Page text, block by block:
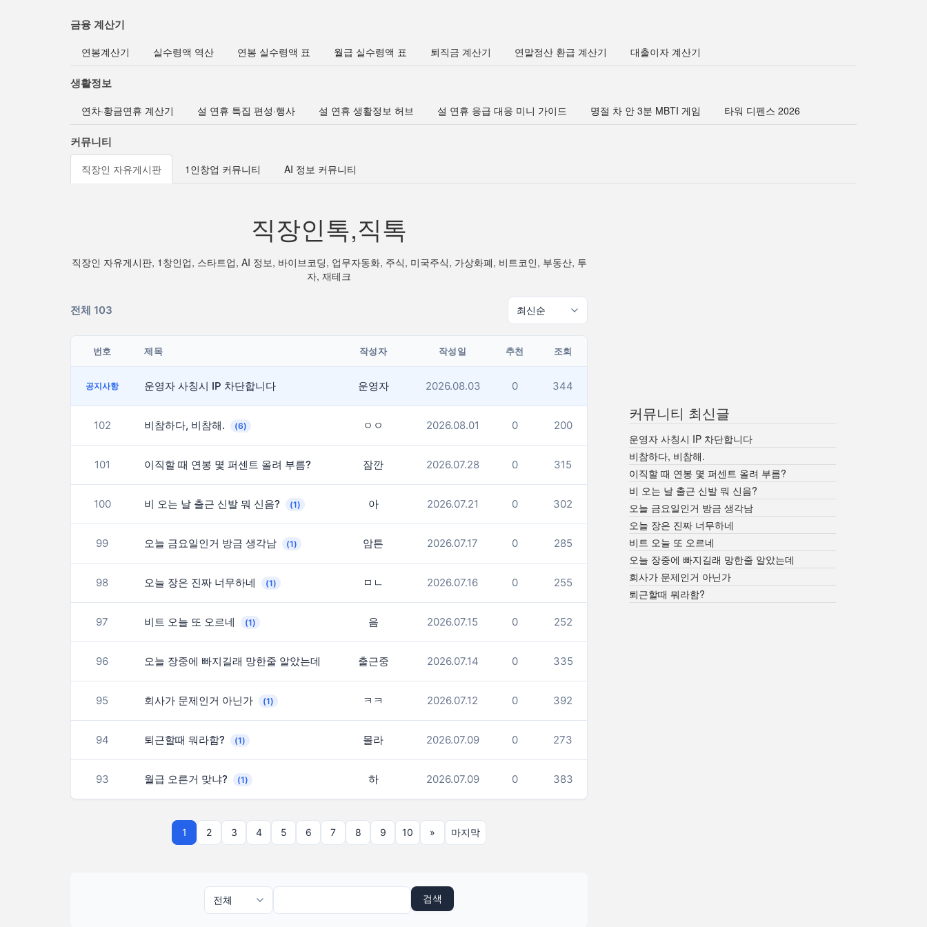
금융 계산기
연봉계산기 실수령액 역산 연봉 실수령액 표 월급 실수령액 표 퇴직금 계산기 연말정산 환급 계산기 대출이자 계산기
생활정보
연차·황금연휴 계산기 설 연휴 특집 편성·행사 설 연휴 생활정보 허브 설 연휴 응급 대응 미니 가이드 명절 차 안 3분 MBTI 게임 타워 디펜스 2026
커뮤니티
직장인 자유게시판 1인창업 커뮤니티 AI 정보 커뮤니티
직장인톡,직톡
직장인 자유게시판, 1창인업, 스타트업, AI 정보, 바이브코딩, 업무자동화, 주식, 미국주식, 가상화폐, 비트코인, 부동산, 투
자, 재테크
전체 103
번호 제목 작성자 작성일 추천 조회
공지사항 운영자 사칭시 IP 차단합니다 운영자 2026.08.03 0 344
102 비참하다, 비참해. (6) ㅇㅇ 2026.08.01 0 200
101 이직할 때 연봉 몇 퍼센트 올려 부름? 잠깐 2026.07.28 0 315
100 비 오는 날 출근 신발 뭐 신음? (1) 아 2026.07.21 0 302
99 오늘 금요일인거 방금 생각남 (1) 암튼 2026.07.17 0 285
98 오늘 장은 진짜 너무하네 (1) ㅁㄴ 2026.07.16 0 255
97 비트 오늘 또 오르네 (1) 음 2026.07.15 0 252
96 오늘 장중에 빠지길래 망한줄 알았는데 출근중 2026.07.14 0 335
95 회사가 문제인거 아닌가 (1) ㅋㅋ 2026.07.12 0 392
94 퇴근할때 뭐라함? (1) 몰라 2026.07.09 0 273
93 월급 오른거 맞냐? (1) 하 2026.07.09 0 383
1 2 3 4 5 6 7 8 9 10 » 마지막
검색
커뮤니티 최신글
운영자 사칭시 IP 차단합니다
비참하다, 비참해.
이직할 때 연봉 몇 퍼센트 올려 부름?
비 오는 날 출근 신발 뭐 신음?
오늘 금요일인거 방금 생각남
오늘 장은 진짜 너무하네
비트 오늘 또 오르네
오늘 장중에 빠지길래 망한줄 알았는데
회사가 문제인거 아닌가
퇴근할때 뭐라함?